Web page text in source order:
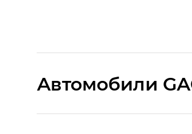
Aвтомобили